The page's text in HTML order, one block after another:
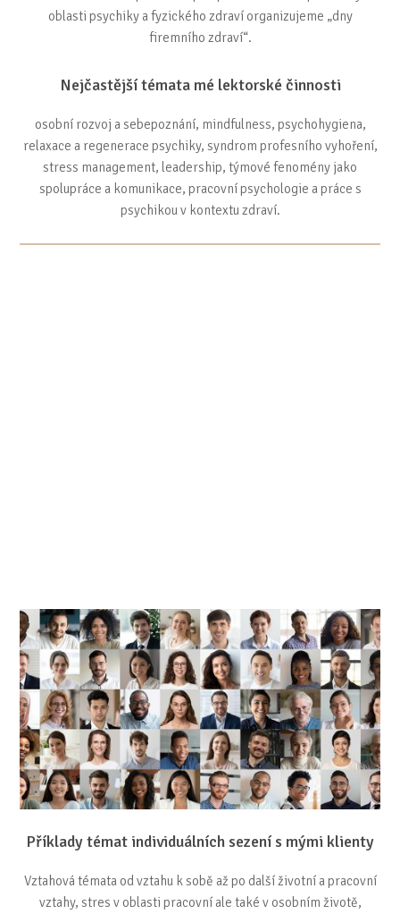
oblasti psychiky a fyzického zdraví organizujeme „dny
firemního zdraví“.
Nejčastější témata mé lektorské činnosti
osobní rozvoj a sebepoznání, mindfulness, psychohygiena,
relaxace a regenerace psychiky, syndrom profesního vyhoření,
stress management, leadership, týmové fenomény jako
spolupráce a komunikace, pracovní psychologie a práce s
psychikou v kontextu zdraví.
Příklady témat individuálních sezení s mými klienty
Vztahová témata od vztahu k sobě až po další životní a pracovní
vztahy, stres v oblasti pracovní ale také v osobním životě,